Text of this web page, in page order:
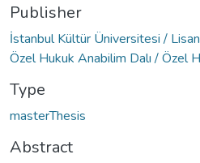
Publisher
İstanbul Kültür Üniversitesi /
Özel Hukuk Anabilim Dalı / Özel
Type
masterThesis
Abstract